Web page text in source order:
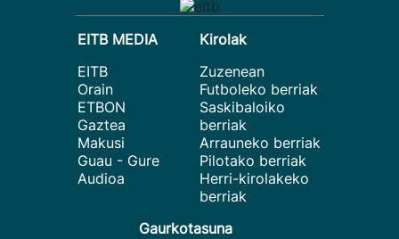
EITB MEDIA
EITB
Orain
ETBON
Gaztea
Makusi
Guau - Gure
Audioa
Kirolak
Zuzenean
Futboleko berriak
Saskibaloiko
berriak
Arrauneko berriak
Pilotako berriak
Herri-kirolakeko
berriak
Gaurkotasuna